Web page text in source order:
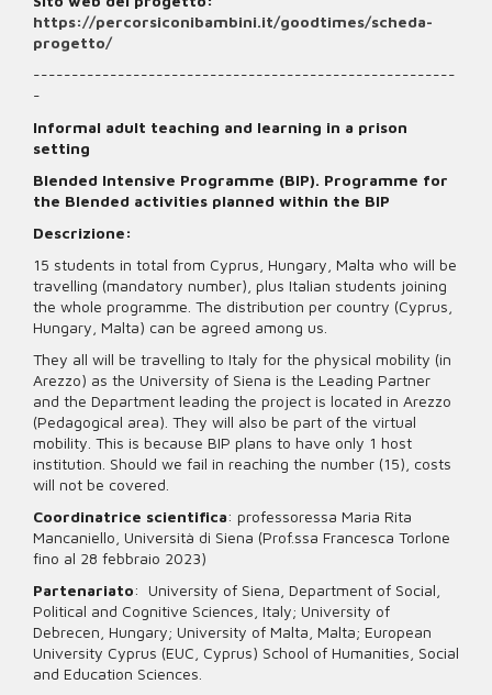
https://percorsiconibambini.it/goodtimes/scheda-
progetto/
-------------------------------------------------------
-
Informal adult teaching and learning in a prison
setting
Blended Intensive Programme (BIP). Programme for
the Blended activities planned within the BIP
Descrizione:
15 students in total from Cyprus, Hungary, Malta who will be
travelling (mandatory number), plus Italian students joining
the whole programme. The distribution per country (Cyprus,
Hungary, Malta) can be agreed among us.
They all will be travelling to Italy for the physical mobility (in
Arezzo) as the University of Siena is the Leading Partner
and the Department leading the project is located in Arezzo
(Pedagogical area). They will also be part of the virtual
mobility. This is because BIP plans to have only 1 host
institution. Should we fail in reaching the number (15), costs
will not be covered.
Coordinatrice scientifica: professoressa Maria Rita
Mancaniello, Università di Siena (Prof.ssa Francesca Torlone
fino al 28 febbraio 2023)
Partenariato: University of Siena, Department of Social,
Political and Cognitive Sciences, Italy; University of
Debrecen, Hungary; University of Malta, Malta; European
University Cyprus (EUC, Cyprus) School of Humanities, Social
and Education Sciences.